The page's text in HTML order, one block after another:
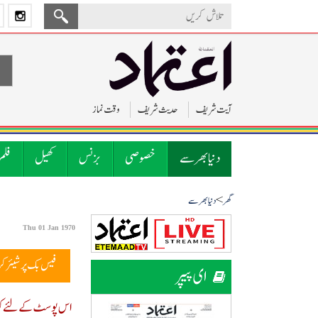
آیت شریف حدیث شریف وقت نماز
دنیا بھر سے خصوصی بزنس کھیل
گھر>دنیا بھر سے
ای پیپر
Thu 01 Jan 1970
فیس بک پر
اس پوسٹ کے لئے